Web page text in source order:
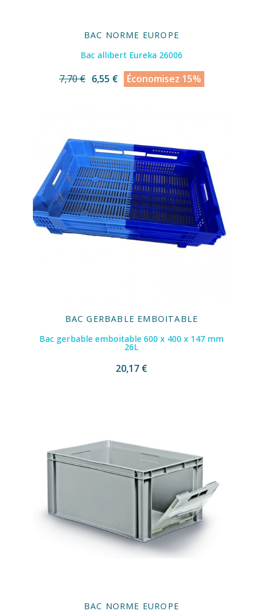
BAC NORME EUROPE
Bac allibert Eureka 26006
7,70 € 6,55 € Économisez 15%
BAC GERBABLE EMBOITABLE
Bac gerbable emboitable 600 x 400 x 147 mm
26L
20,17 €
BAC NORME EUROPE